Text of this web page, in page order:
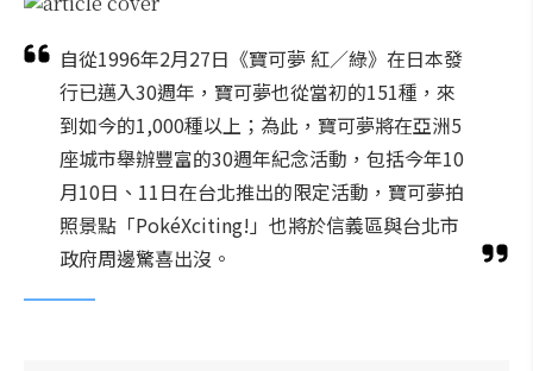
自從1996年2月27日《寶可夢 紅／綠》在日本發
行已邁入30週年，寶可夢也從當初的151種，來
到如今的1,000種以上；為此，寶可夢將在亞洲5
座城市舉辦豐富的30週年紀念活動，包括今年10
月10日、11日在台北推出的限定活動，寶可夢拍
照景點「PokéXciting!」也將於信義區與台北市
政府周邊驚喜出沒。